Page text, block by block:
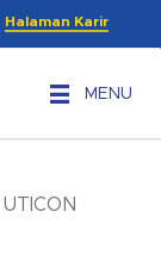
Halaman Karir
MENU
UTICON
Menu